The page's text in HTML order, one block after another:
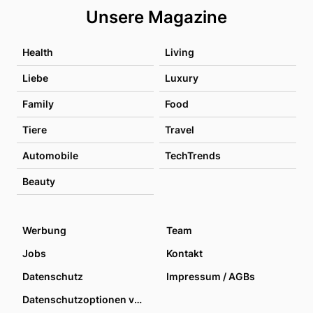
Unsere Magazine
Health Living
Liebe Luxury
Family Food
Tiere Travel
Automobile TechTrends
Beauty
Werbung
Team
Jobs
Kontakt
Datenschutz
Impressum / AGBs
Datenschutzoptionen verwalten